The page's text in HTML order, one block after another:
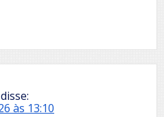
disse:
às 13:10